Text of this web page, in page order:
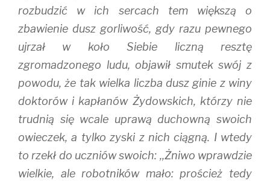
rozbudzić w ich sercach tem większą o
zbawienie dusz gorliwość, gdy razu pewnego
ujrzał w koło Siebie liczną resztę
zgromadzonego ludu, objawił smutek swój z
powodu, że tak wielka liczba dusz ginie z winy
doktorów i kapłanów Żydowskich, którzy nie
trudnią się wcale uprawą duchowną swoich
owieczek, a tylko zyski z nich ciągną. I wtedy
to rzekł do uczniów swoich: ,,Żniwo wprawdzie
wielkie, ale robotników mało: proścież tedy